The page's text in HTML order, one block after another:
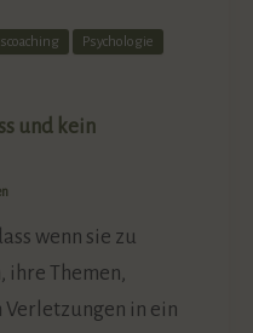
Psychologie
und kein
wenn sie zu
ihre Themen,
Verletzungen in ein